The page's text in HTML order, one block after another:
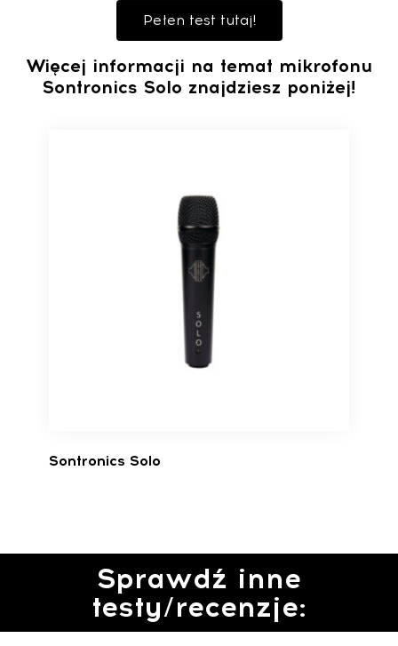
Pełen test tutaj!
Więcej informacji na temat mikrofonu
Sontronics Solo znajdziesz poniżej!
Sontronics Solo
Sprawdź inne
testy/recenzje: